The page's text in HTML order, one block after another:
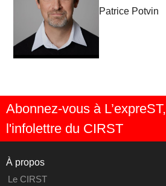
Patrice Potvin
Abonnez-vous à L’expreST,
l'infolettre du CIRST
À propos
Le CIRST